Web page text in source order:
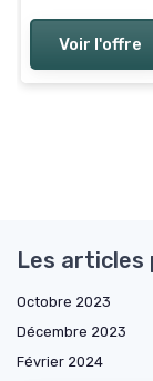
Voir l'offre
Les articles
Octobre 2023
Décembre 2023
Février 2024